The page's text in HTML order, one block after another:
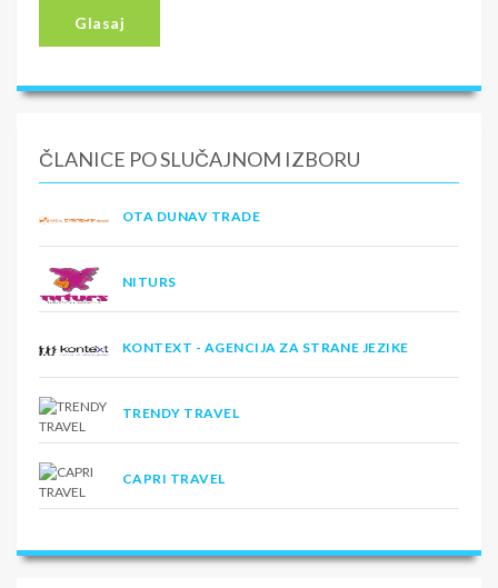
Glasaj
ČLANICE PO SLUČAJNOM IZBORU
OTA DUNAV TRADE
NITURS
KONTEXT - AGENCIJA ZA STRANE JEZIKE
TRENDY TRAVEL
CAPRI TRAVEL